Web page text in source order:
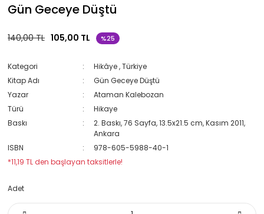
Gün Geceye Düştü
140,00 TL 105,00 TL %25
Kategori Hikâye ,Türkiye
Kitap Adı
Gün Geceye Düştü
Yazar
Ataman Kalebozan
Türü
Hikaye
Baskı
2. Baskı, 76 Sayfa, 13.5x21.5 cm, Kasım 2011,
Ankara
ISBN
978-605-5988-40-1
*11,19 TL den başlayan taksitlerle!
Adet